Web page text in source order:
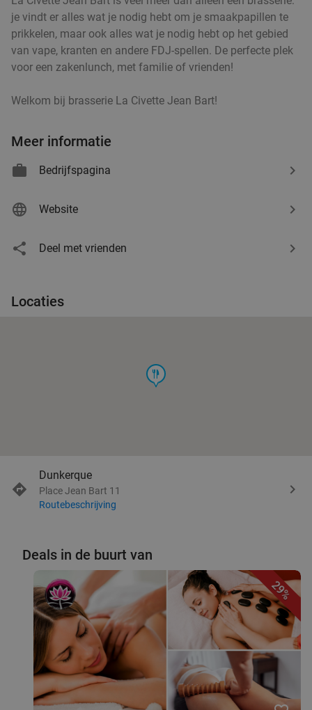
je vindt er alles wat je nodig hebt om je smaakpapillen te
prikkelen, maar ook alles wat je nodig hebt op het gebied
van vape, kranten en andere FDJ-spellen. De perfecte plek
voor een zakenlunch, met familie of vrienden!
Welkom bij brasserie La Civette Jean Bart!
Meer informatie
Bedrijfspagina
Website
Deel met vrienden
Locaties
food
Dunkerque
Place Jean Bart 11
Routebeschrijving
Deals in de buurt van
29%